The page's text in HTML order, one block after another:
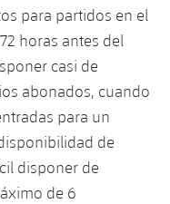
para partidos en el
horas antes del
casi de
abonados, cuando
para un
de
disponer de
de 6